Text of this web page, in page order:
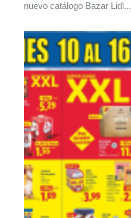
nuevo catálogo Bazar Lidl...